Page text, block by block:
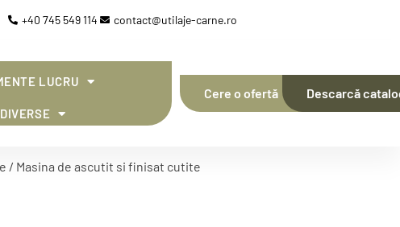
+40 745 549 114 contact@utilaje-carne.ro
LUCRU
Cere o ofertă Descarcă
/ Masina de ascutit si finisat cutite